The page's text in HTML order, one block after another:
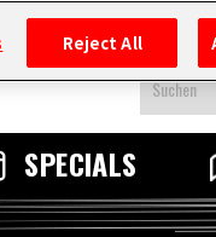
SPECIALS
Reject All